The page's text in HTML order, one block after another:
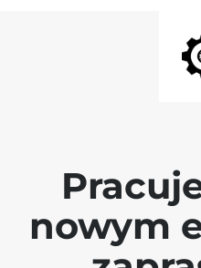
nowym